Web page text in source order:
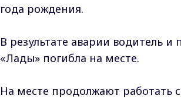
года рождения.
В результате аварии водитель
«Лады» погибла на месте.
На месте продолжают работать